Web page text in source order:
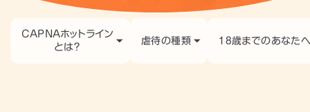
CAPNAホットライン
とは？
虐待の種類 18歳までのあなた